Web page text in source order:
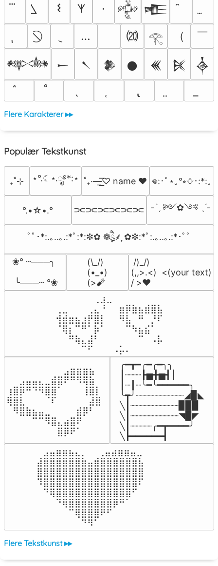
𐌔 𐊵 ٠ 𒅒 𒍫
…
⒇ 𓂀 （ ￣
𒀰 𒀸 𒀹 𒆎 𒊹 𒌍 𒍮 𒎓
Flere Karakterer ▸▸
Populær Tekstkunst
₊˚⊹ ⋆°.☾⋆.ೃ࿔*:⋆ ˚₊·—̳͟͞͞♡ name ♥️ 𖦹:･ﾟ⋆｡°⭒✩･:*:｡
°.•☆•.° ⫘⫘⫘⫘⫘⫘ -ˋˏ ༻✿༺ ˎˊ-
ﾟﾟ･*:.｡..｡.:*ﾟ:*:✼✿ ❁ཻུ۪۪⸙͎ ✿✼:*ﾟ:.｡..｡.:*･ﾟﾟ
❀° ┄───╮
╰───┄ °❀
(\_/)
(•_•)
(>🧨
/)_/)
(,,>.<)  <(your text)
/ >❤️
⠀⠀⠀⠀⠀⠀⢀⣰⣀⠀⠀⠀⠀⠀⠀⠀⠀
⢀⣀⠀⠀⠀⢀⣄⠘⠀⠀⣶⡿⣷⣦⣾⣿⣧
⢺⣾⣶⣦⣰⡟⣿⡇⠀⠀⠻⣧⠀⠛⠀⡘⠏
⠈⢿⡆⠉⠛⠁⡷⠁⠀⠀⠀⠉⠳⣦⣮⠁⠀
⠀⠀⠛⢷⣄⣼⠃⠀⠀⠀⠀⠀⠀⠉⠀⠠⡧
⠀⠀⠀⠀⠉⠋⠀⠀⠀⠠⡥⠄⠀⠀⠀⠀⠀
⠀⠀⠀⠀⠀⠀⠀⠀⠀⣠⣶⣶⣶⣦⠀⠀
⠀⠀⣠⣤⣤⣄⣀⣾⣿⠟⠛⠻⢿⣷⠀
⢰⣿⡿⠛⠙⠻⣿⣿⠁⠀⠀⠀⢸⣿⡇
⢿⣿⣇⠀⠀⠀⠈⠏⠀⠀⠀⠀⠀⣼⣿⠀
⠀⠻⣿⣷⣦⣤⣀⠀⠀⠀⠀⣾⡿⠃⠀
⠀⠀⠀⠀⠉⠉⠻⣿⣄⣴⣿⠟⠀⠀⠀
⠀⠀⠀⠀⠀⠀⠀⠀⣿⡿⠟⠁⠀⠀⠀⠀
╭━┳━╭━╭━╮╮
┃┈┈┈┣▅╋▅┫┃
┃┈┃┈╰━╰━━━━━━╮
╰┳╯┈┈┈┈┈┈┈┈┈◢▉◣
╲┃┈┈┈┈┈┈┈┈┈▉▉▉
╲┃┈┈┈┈┈┈┈┈┈◥▉◤
╲┃┈┈┈┈╭━┳━━━━╯
╲┣━━━━━━┫﻿
⠀⣠⣤⣶⣶⣦⣄⡀  ⠀⢀⣤⣴⣶⣶⣤⣀⠀
⣼⣿⣿⣿⣿⣿⣿⣷⣤⣾⣿⣿⣿⣿⣿⣿⣧
⣿⣿⣿⣿⣿⣿⣿⣿⣿⣿⣿⣿⣿⣿⣿⣿⣿
⠹⣿⣿⣿⣿⣿⣿⣿⣿⣿⣿⣿⣿⣿⣿⣿⠏
⠀⠙⢿⣿⣿⣿⣿⣿⣿⣿⣿⣿⣿⣿⣿⠋⠀
⠀⠀⠀⠙⢿⣿⣿⣿⣿⣿⣿⣿⡿⠛⠁⠀⠀
⠀⠀⠀⠀⠀⠉⢿⣿⣿⣿⠟⠋⠀⠀⠀⠀⠀
⠀⠀⠀⠀⠀⠀⠀⠙⠻⠁⠀⠀⠀⠀⠀⠀⠀⠀⠀⠀⠀⠀⠀
Flere Tekstkunst ▸▸